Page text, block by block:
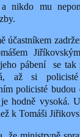
nikdo mu
účastníkem
pábení
se tak
až si policisté
policisté
hodně vysoká.
k Tomáši